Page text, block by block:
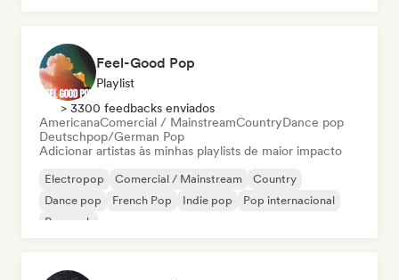
Feel-Good Pop
Playlist
> 3300 feedbacks enviados
AmericanaComercial / MainstreamCountryDance pop
Deutschpop/German Pop
Adicionar artistas às minhas playlists de maior impacto
Electropop Comercial / Mainstream
Country
Dance pop
French Pop Indie pop
Pop internacional
Pop rock